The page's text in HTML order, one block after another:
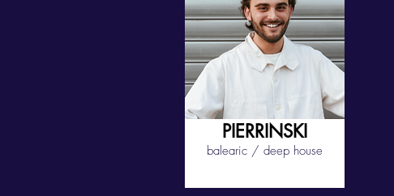
PIERRINSKI
balearic / deep house